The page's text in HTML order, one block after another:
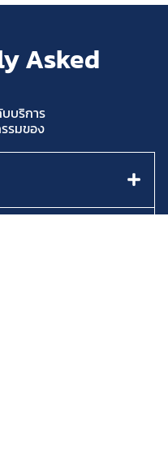
Asked
บริการ
รมของ